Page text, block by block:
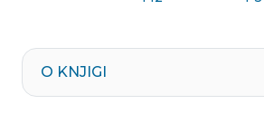
O KNJIGI